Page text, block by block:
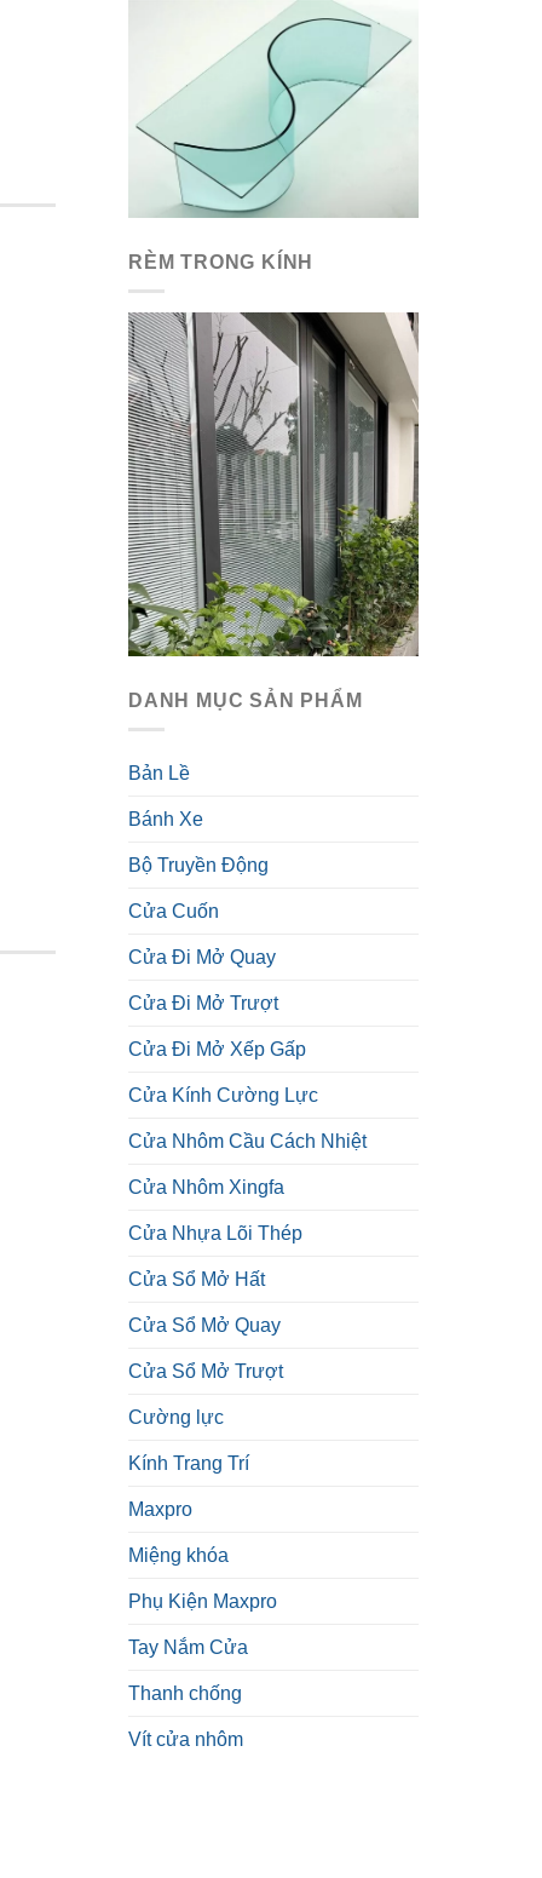
RÈM TRONG KÍNH
DANH MỤC SẢN PHẨM
Bản Lề
Bánh Xe
Bộ Truyền Động
Cửa Cuốn
Cửa Đi Mở Quay
Cửa Đi Mở Trượt
Cửa Đi Mở Xếp Gấp
Cửa Kính Cường Lực
Cửa Nhôm Cầu Cách Nhiệt
Cửa Nhôm Xingfa
Cửa Nhựa Lõi Thép
Cửa Sổ Mở Hất
Cửa Sổ Mở Quay
Cửa Sổ Mở Trượt
Cường lực
Kính Trang Trí
Maxpro
Miệng khóa
Phụ Kiện Maxpro
Tay Nắm Cửa
Thanh chống
Vít cửa nhôm